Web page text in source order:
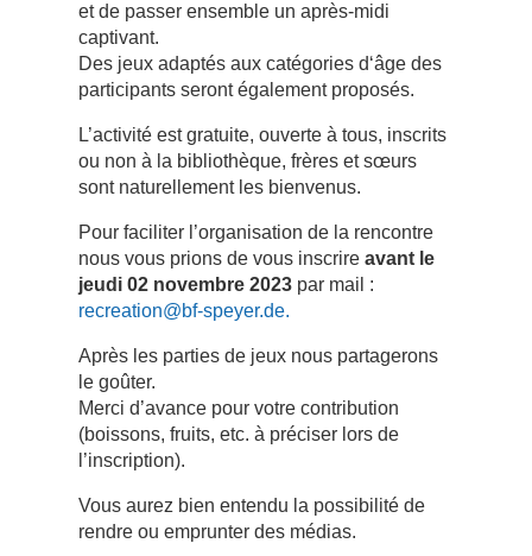
et de passer ensemble un après-midi
captivant.
Des jeux adaptés aux catégories d‘âge des
participants seront également proposés.
L’activité est gratuite, ouverte à tous, inscrits
ou non à la bibliothèque, frères et sœurs
sont naturellement les bienvenus.
Pour faciliter l’organisation de la rencontre
nous vous prions de vous inscrire avant le
jeudi 02 novembre 2023par mail :
recreation@bf-speyer.de.
Après les parties de jeux nous partagerons
le goûter.
Merci d’avance pour votre contribution
(boissons, fruits, etc. à préciser lors de
l’inscription).
Vous aurez bien entendu la possibilité de
rendre ou emprunter des médias.